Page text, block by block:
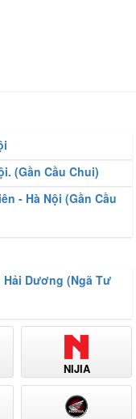
(Gần Cầu Chui)
- Hà Nội (Gần Cầu
Hải Dương (Ngã Tư
NIJIA